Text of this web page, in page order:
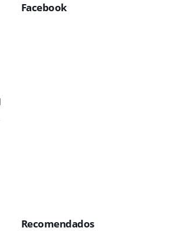
Facebook
Recomendados